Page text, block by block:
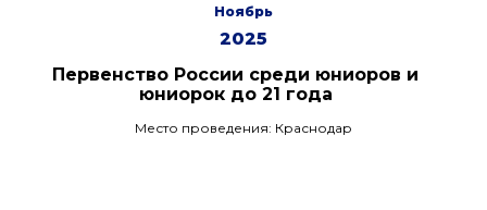
Ноябрь
2025
Первенство России среди юниоров и
юниорок до 21 года
Место проведения: Краснодар